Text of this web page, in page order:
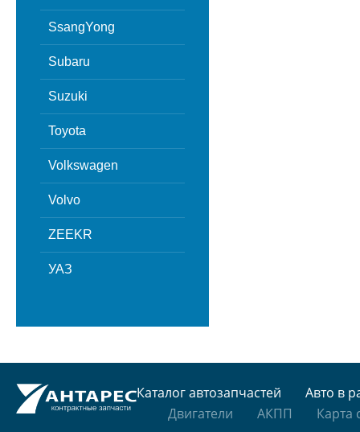
SsangYong
Subaru
Suzuki
Toyota
Volkswagen
Volvo
ZEEKR
УАЗ
Каталог автозапчастей
Авто в
Двигатели
АКПП Карта